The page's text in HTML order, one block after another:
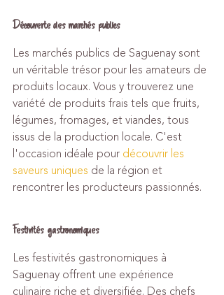
Découverte des marchés publics
Les marchés publics de Saguenay sont
un véritable trésor pour les amateurs de
produits locaux. Vous y trouverez une
variété de produits frais tels que fruits,
légumes, fromages, et viandes, tous
issus de la production locale. C'est
l'occasion idéale pour découvrir les
saveurs uniques de la région et
rencontrer les producteurs passionnés.
Festivités gastronomiques
Les festivités gastronomiques à
Saguenay offrent une expérience
culinaire riche et diversifiée. Des chefs